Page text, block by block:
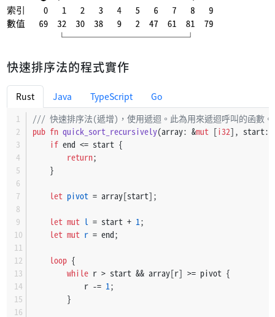
       ●                     | ○ | ○
索引    0   1   2   3   4   5 |  6 |  7   8   9
數值   47  32  30  38   9   2 | 61 | 69  81  79
       ●                  ＜ | ○ | ○
數值   47  32  30  38   9   2 | 61 | 69  81  79
       ●                  ＜  ＞ | ○ | ○
索引    0   1   2   3   4   5     |  6 |  7   8   9
數值   47  32  30  38   9   2     | 61 | 69  81  79
       ●                  ＜  ＞ | ○ | ○
索引    0   1   2   3   4   5     |  6 |  7   8   9
數值    2  32  30  38   9  47     | 61 | 69  81  79
       └─────────┘
                           ○ | ○ | ○
索引    0   1   2   3   4   5 |  6 |  7   8   9
數值    2  32  30  38   9  47 | 61 | 69  81  79
       ●                 | ○ | ○ | ○
索引    0   1   2   3   4 |  5 |  6 |  7   8   9
數值    2  32  30  38   9 | 47 | 61 | 69  81  79
快速排序法的程式實作
Rust Java TypeScript
Go
/// 快速排序法(遞增)，使用遞迴。此為用來遞迴呼叫的函數。
pub fn quick_sort_recursively(array: &mut [i32], start:
if end <= start {
return;
    }
let pivot = array[start];
let mut l = start + 1 ;
let mut r = end;
loop {
while r > start && array[r] >= pivot {
            r -=
1 ;
        }